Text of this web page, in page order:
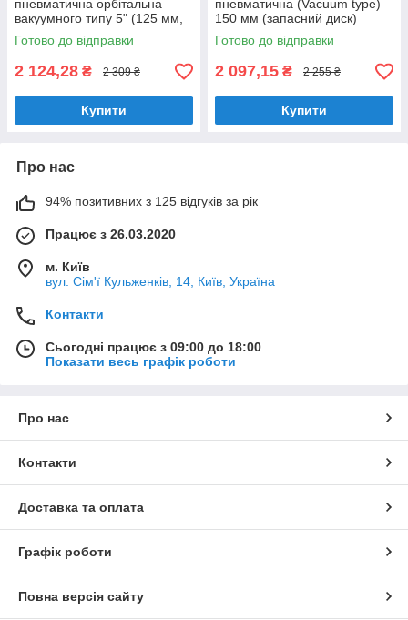
пневматична орбітальна
вакуумного типу 5" (125 мм,
10000об/хв) RP7335s
AEROPRO
Готово до відправки
2 124,28 ₴ 2 309 ₴
Купити
пневматична (Vacuum type)
150 мм (запасний диск)
AIRKRAFT AT-980-6V
(шліфувальна машина)
Готово до відправки
2 097,15 ₴ 2 255 ₴
Купити
Про нас
94% позитивних з 125 відгуків за рік
Працює з 26.03.2020
м. Київ
вул. Сім'ї Кульженків, 14, Київ, Україна
Контакти
Сьогодні працює з 09:00 до 18:00
Показати весь графік роботи
Про нас
Контакти
Доставка та оплата
Графік роботи
Повна версія сайту